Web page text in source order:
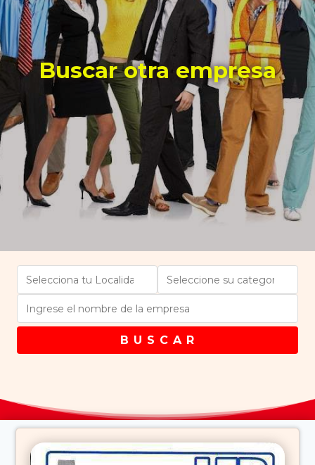
Buscar otra empresa
B U S C A R